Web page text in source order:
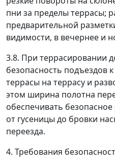
пни за пределы террасы;
предварительной
видимости, в вечернее и
3.8. При террасировании
безопасность подъездов
террасы на террасу и
этом ширина полотна
обеспечивать
от гусеницы до бровки
переезда.
4. Требования